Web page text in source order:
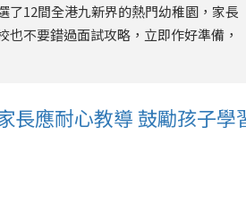
了12間全港九新界的熱門幼稚園，家長
不要錯過面試攻略，立即作好準備，
長應耐心教導 鼓勵孩子學